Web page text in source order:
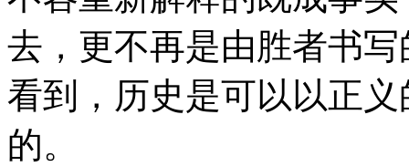
去，更不再是由胜者书
看到，历史是可以以正
的。